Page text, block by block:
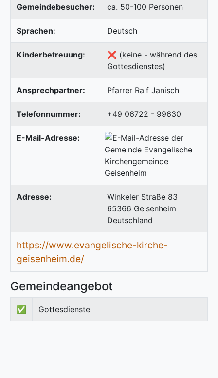
Gemeindebesucher: ca. 50-100 Personen
Sprachen: Deutsch
Kinderbetreuung:
❌ (keine - während des
Gottesdienstes)
Ansprechpartner: Pfarrer Ralf Janisch
Telefonnummer: +49 06722 - 99630
E-Mail-Adresse:
Adresse:
Winkeler Straße 83
65366 Geisenheim
Deutschland
https://www.evangelische-kirche-
geisenheim.de/
Gemeindeangebot
✅ Gottesdienste